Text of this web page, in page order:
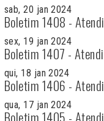
sab, 20 jan 2024
Boletim 1408 -
sex, 19 jan 2024
Boletim 1407 -
qui, 18 jan 2024
Boletim 1406 -
qua, 17 jan 2024
Boletim 1405 -